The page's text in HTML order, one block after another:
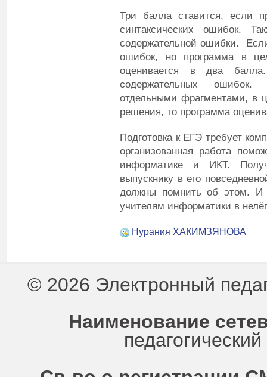
Три балла ставится, если
синтаксических ошибок.
содержательной ошибки.
ошибок, но программа в
оценивается в два
содержательных ошибок.
отдельными фрагментами, в
решения, то программа
Подготовка к ЕГЭ требует
организованная работа
информатике и ИКТ.
выпускнику в его
должны помнить об этом. И
учителям информатики в
Нурания ХАКИМЗЯНОВА
© 2026 Электронный
Наименование